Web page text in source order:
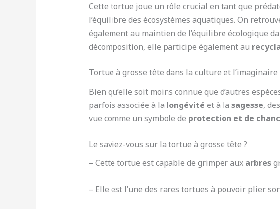
Cette tortue joue un rôle crucial en tant que
l’équilibre des écosystèmes aquatiques. On
également au maintien de l’équilibre écologique
décomposition, elle participe également au
Tortue à grosse tête dans la culture et
Bien qu’elle soit moins connue que d’autres
parfois associée à la longévité et à la sagesse,
vue comme un symbole de protection et de
Le saviez-vous sur la tortue à grosse tête ?
– Cette tortue est capable de grimper aux arbres
– Elle est l’une des rares tortues à pouvoir plier son